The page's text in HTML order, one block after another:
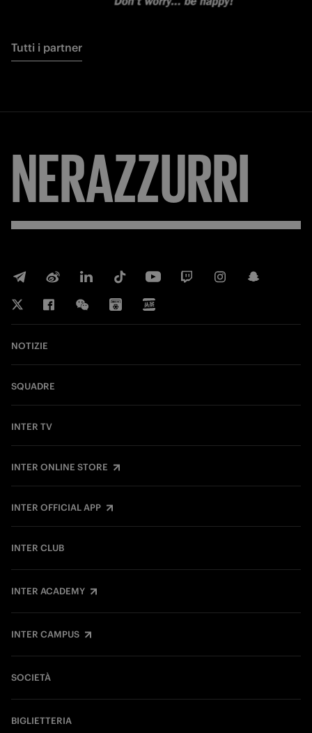
Tutti i partner
NERAZZURRI
NOTIZIE
SQUADRE
INTER TV
INTER ONLINE STORE
INTER OFFICIAL APP
INTER CLUB
INTER ACADEMY
INTER CAMPUS
SOCIETÀ
BIGLIETTERIA